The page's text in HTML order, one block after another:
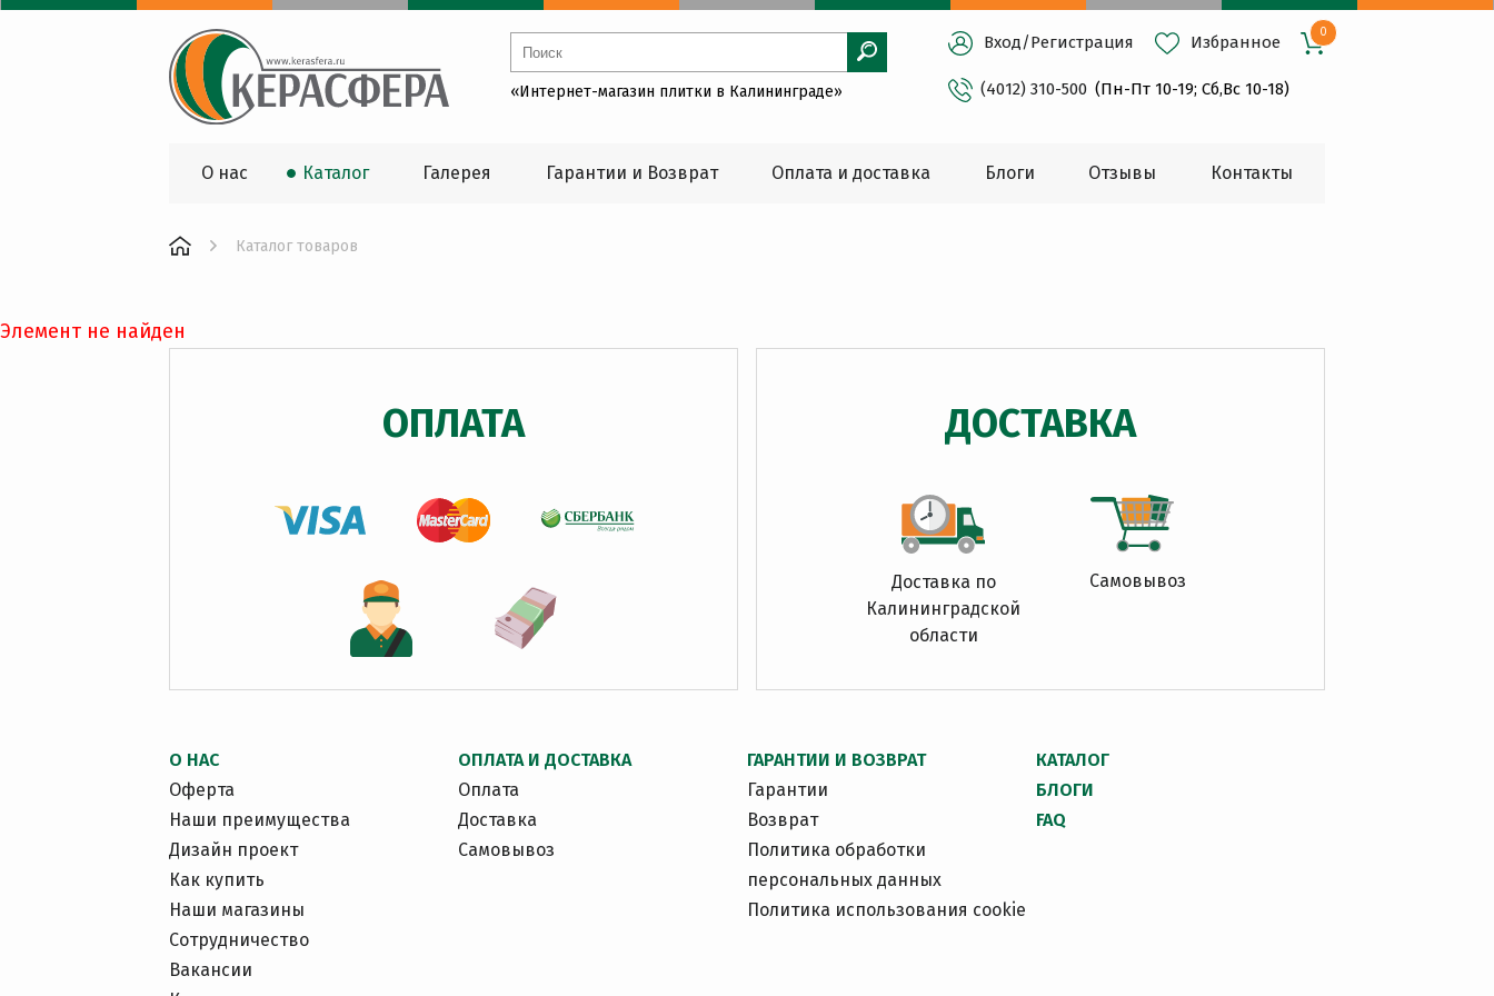
«Интернет-магазин плитки в Калининграде»
Вход/Регистрация Избранное
0
(4012) 310-500 (Пн-Пт 10-19; Сб,Вс 10-18)
О нас Каталог Галерея Гарантии и Возврат Оплата и доставка Блоги Oтзывы Контакты
Каталог товаров
Элемент не найден
ОПЛАТА ДОСТАВКА
Доставка по
Калининградской
области
Самовывоз
О НАС
Оферта
Наши преимущества
Дизайн проект
Как купить
Наши магазины
Сотрудничество
Вакансии
ОПЛАТА И ДОСТАВКА
Оплата
Доставка
Самовывоз
ГАРАНТИИ И ВОЗВРАТ
Гарантии
Возврат
Политика обработки
персональных данных
Политика использования cookie
КАТАЛОГ
БЛОГИ
FAQ